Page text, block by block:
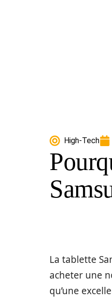
High-Tech
La tablette
acheter une
qu’une